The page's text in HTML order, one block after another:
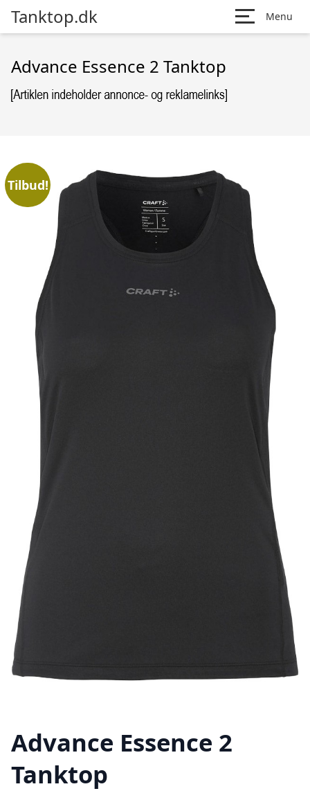
Tanktop.dk Menu
Advance Essence 2 Tanktop
Tilbud!
Advance Essence 2
Tanktop